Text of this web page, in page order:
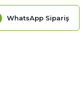
WhatsApp Sipariş